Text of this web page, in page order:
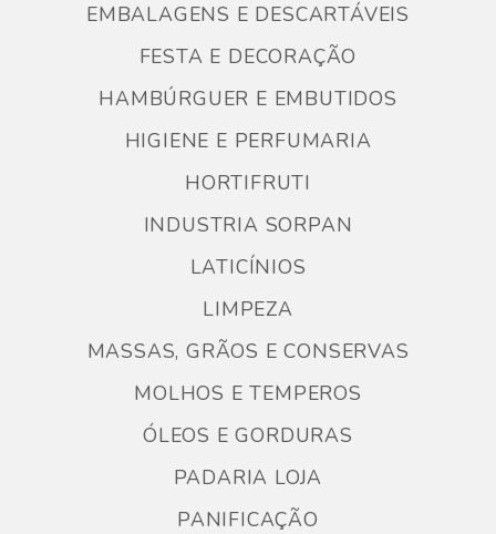
EMBALAGENS E DESCARTÁVEIS
FESTA E DECORAÇÃO
HAMBÚRGUER E EMBUTIDOS
HIGIENE E PERFUMARIA
HORTIFRUTI
INDUSTRIA SORPAN
LATICÍNIOS
LIMPEZA
MASSAS, GRÃOS E CONSERVAS
MOLHOS E TEMPEROS
ÓLEOS E GORDURAS
PADARIA LOJA
PANIFICAÇÃO